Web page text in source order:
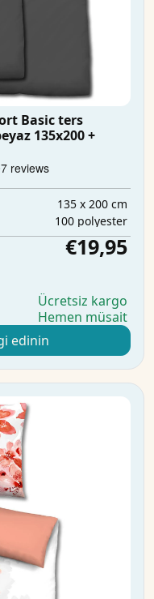
Basic ters
135x200 +
135 x 200 cm
100 polyester
€19,95
Ücretsiz kargo
Hemen müsait
edinin